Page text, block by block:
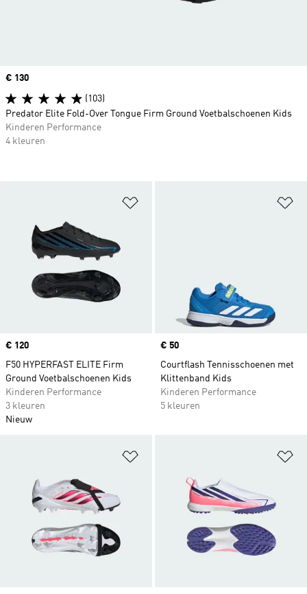
Price
€ 120
F50 HYPERFAST ELITE Firm
Ground Voetbalschoenen Kids
Kinderen Performance
3 kleuren
Nieuw
Price
€ 50
Courtflash Tennisschoenen met
Klittenband Kids
Kinderen Performance
5 kleuren
Price
€ 130
(103)
Predator Elite Fold-Over Tongue Firm Ground Voetbalschoenen Kids
Kinderen Performance
4 kleuren